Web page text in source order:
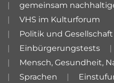
gemeinsam
VHS im Kulturforum
Politik und Gesellschaft
Einbürgerungstests
Mensch, Gesundheit,
Sprachen